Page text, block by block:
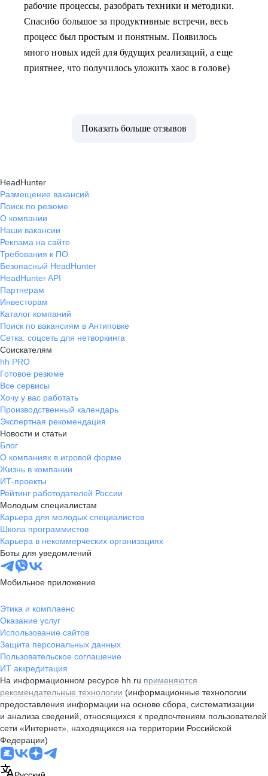
рабочие процессы, разобрать техники и методики.
Спасибо большое за продуктивные встречи, весь
процесс был простым и понятным. Появилось
много новых идей для будущих реализаций, а еще
приятнее, что получилось уложить хаос в голове)
Показать больше отзывов
HeadHunter
Размещение вакансий
Поиск по резюме
О компании
Наши вакансии
Реклама на сайте
Требования к ПО
Безопасный HeadHunter
HeadHunter API
Партнерам
Инвесторам
Каталог компаний
Поиск по вакансиям в Антиповке
Сетка: соцсеть для нетворкинга
Соискателям
hh PRO
Готовое резюме
Все сервисы
Хочу у вас работать
Производственный календарь
Экспертная рекомендация
Новости и статьи
Блог
О компаниях в игровой форме
Жизнь в компании
ИТ-проекты
Рейтинг работодателей России
Молодым специалистам
Карьера для молодых специалистов
Школа программистов
Карьера в некоммерческих организациях
Боты для уведомлений
Мобильное приложение
Этика и комплаенс
Оказание услуг
Использование сайтов
Защита персональных данных
Пользовательское соглашение
ИТ аккредитация
На информационном ресурсе hh.ru применяются
рекомендательные технологии (информационные технологии
предоставления информации на основе сбора, систематизации
и анализа сведений, относящихся к предпочтениям пользователей
сети «Интернет», находящихся на территории Российской
Федерации)